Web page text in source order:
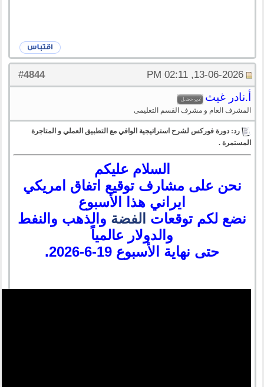
#
4844 13-06-2026, 02:11 PM
أ.نادر غيث
المشرف العام و مشرف القسم التعليمى
رد: دورة فوركس لشرح استراتيجية الوافي مع التطبيق العملي و المتاجرة
المستمرة .
السلام عليكم
نحن على مشارف توقيع اتفاق امريكي
ايراني هذا الأسبوع
نضع لكم توقعات الفضة والذهب والنفط
والدولار عالمياً
حتى نهاية الأسبوع 19-6-2026.